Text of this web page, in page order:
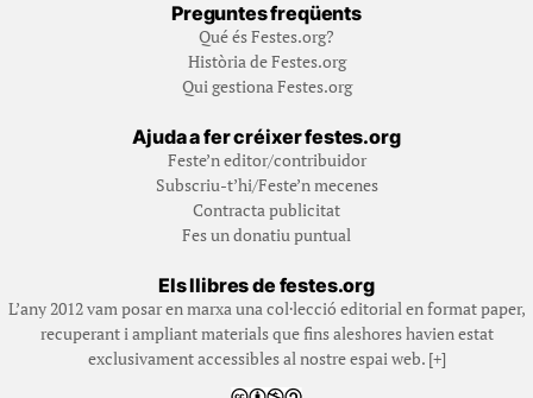
Preguntes freqüents
Qué és Festes.org?
Història de Festes.org
Qui gestiona Festes.org
Ajuda a fer créixer festes.org
Feste’n editor/contribuidor
Subscriu-t’hi/Feste’n mecenes
Contracta publicitat
Fes un donatiu puntual
Els llibres de festes.org
L’any 2012 vam posar en marxa una col·lecció editorial en format paper,
recuperant i ampliant materials que fins aleshores havien estat
exclusivament accessibles al nostre espai web. [+]